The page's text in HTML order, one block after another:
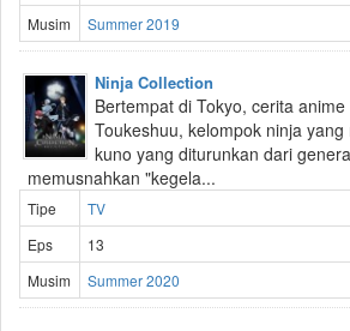
Musim
Summer 2019
Ninja Collection
Bertempat di Tokyo, cerita
Toukeshuu, kelompok ninja
kuno yang diturunkan dari
memusnahkan "kegela...
Tipe
TV
Eps
13
Musim
Summer 2020